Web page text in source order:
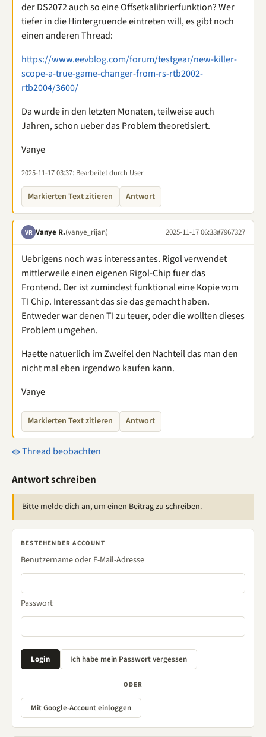
derDS2072auch so eine Offsetkalibrierfunktion? Wer
tiefer in die Hintergruende eintreten will, es gibt noch
einen anderen Thread:
https://www.eevblog.com/forum/testgear/new-killer-
scope-a-true-game-changer-from-rs-rtb2002-
rtb2004/3600/
Da wurde in den letzten Monaten, teilweise auch
Jahren, schon ueber das Problem theoretisiert.
Vanye
2025-11-17 03:37: Bearbeitet durch User
Markierten Text zitieren Antwort
VR Vanye R.(vanye_rijan) 2025-11-17 06:33#7967327
Uebrigens noch was interessantes. Rigol verwendet
mittlerweile einen eigenen Rigol-Chip fuer das
Frontend. Der ist zumindest funktional eine Kopie vom
TI Chip. Interessant das sie das gemacht haben.
Entweder war denen TI zu teuer, oder die wollten dieses
Problem umgehen.
Haette natuerlich im Zweifel den Nachteil das man den
nicht mal eben irgendwo kaufen kann.
Vanye
Markierten Text zitieren Antwort
Thread beobachten
Antwort schreiben
Bitte melde dich an, um einen Beitrag zu schreiben.
BESTEHENDER ACCOUNT
Benutzername oder E-Mail-Adresse
Passwort
ODER
Mit Google-Account einloggen